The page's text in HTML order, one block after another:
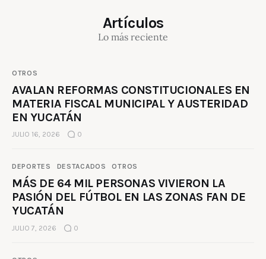
Artículos
Lo más reciente
OTROS
AVALAN REFORMAS CONSTITUCIONALES EN
MATERIA FISCAL MUNICIPAL Y AUSTERIDAD
EN YUCATÁN
JULIO 16, 2026 0
DEPORTES DESTACADOS OTROS
MÁS DE 64 MIL PERSONAS VIVIERON LA
PASIÓN DEL FÚTBOL EN LAS ZONAS FAN DE
YUCATÁN
JULIO 7, 2026 0